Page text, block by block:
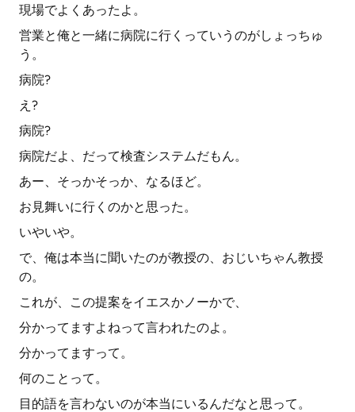
現場でよくあったよ。
営業と俺と一緒に病院に行くっていうのがしょっちゅ
う。
病院?
え?
病院?
病院だよ、だって検査システムだもん。
あー、そっかそっか、なるほど。
お見舞いに行くのかと思った。
いやいや。
で、俺は本当に聞いたのが教授の、おじいちゃん教授
の。
これが、この提案をイエスかノーかで、
分かってますよねって言われたのよ。
分かってますって。
何のことって。
目的語を言わないのが本当にいるんだなと思って。